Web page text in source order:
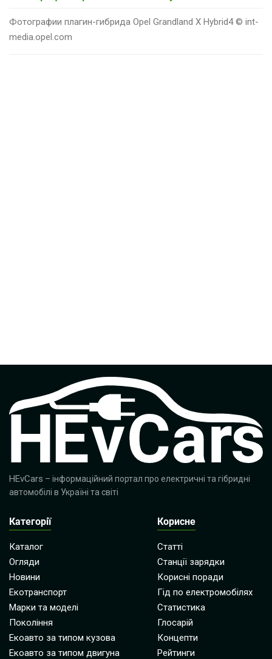
Фотографии плагин-гибрида Opel Grandland X Hybrid4 © int-
media.opel.com
HEvCars – інформаційний портал про електричні та гібридні
автомобілі в Україні та світі
Категорії
Каталог
Огляди
Новини
Екотранспорт
Марки та моделі
Покоління
Екоавто за типом кузова
Екоавто за типом двигуна
Корисне
Статті
Станції зарядки
Корисні поради
Гід по електромобілях
Статистика
Глосарій
Концепти
Рейтинги